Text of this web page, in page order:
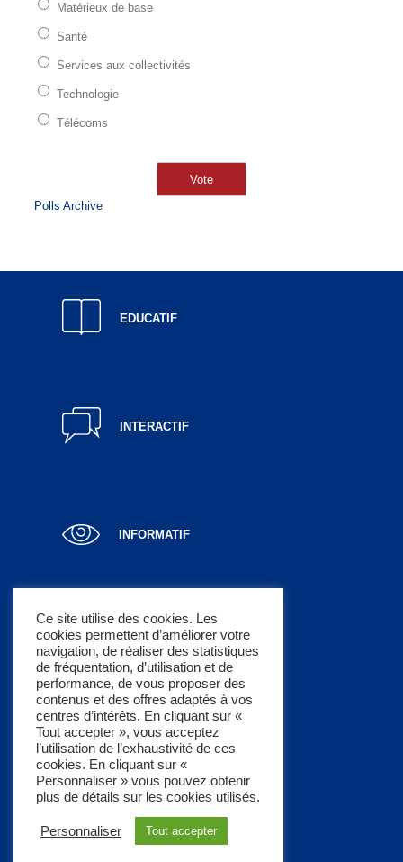
Matérieux de base
Santé
Services aux collectivités
Technologie
Télécoms
Polls Archive
EDUCATIF
INTERACTIF
INFORMATIF
LUCRATIF
À PROPOS
Un concept pratique
Mentions légales
Ce site utilise des cookies. Les
cookies permettent d’améliorer votre
navigation, de réaliser des statistiques
de fréquentation, d’utilisation et de
performance, de vous proposer des
contenus et des offres adaptés à vos
centres d’intérêts. En cliquant sur «
Tout accepter », vous acceptez
l’utilisation de l’exhaustivité de ces
cookies. En cliquant sur «
Personnaliser » vous pouvez obtenir
plus de détails sur les cookies utilisés.
Personnaliser Tout accepter